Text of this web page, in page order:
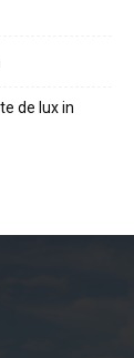
de lux in